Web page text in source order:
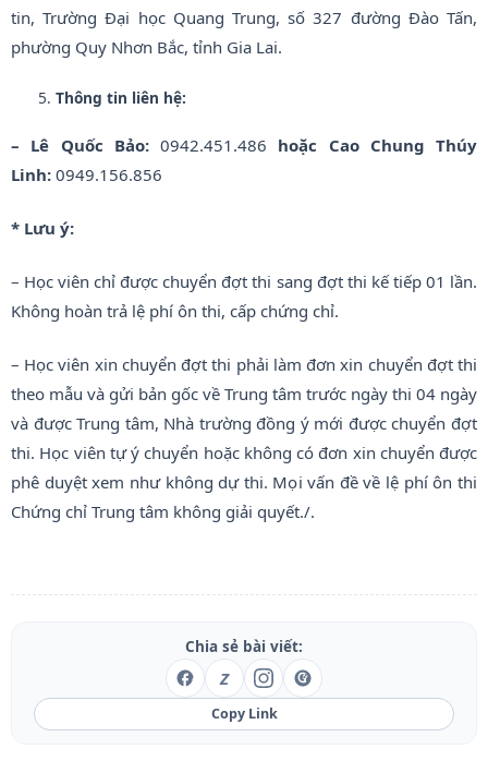
tin, Trường Đại học Quang Trung, số 327 đường Đào Tấn,
phường Quy Nhơn Bắc, tỉnh Gia Lai.
Thông tin liên hệ:
– Lê Quốc Bảo: 0942.451.486 hoặc Cao Chung Thúy
Linh: 0949.156.856
* Lưu ý:
– Học viên chỉ được chuyển đợt thi sang đợt thi kế tiếp 01 lần.
Không hoàn trả lệ phí ôn thi, cấp chứng chỉ.
– Học viên xin chuyển đợt thi phải làm đơn xin chuyển đợt thi
theo mẫu và gửi bản gốc về Trung tâm trước ngày thi 04 ngày
và được Trung tâm, Nhà trường đồng ý mới được chuyển đợt
thi. Học viên tự ý chuyển hoặc không có đơn xin chuyển được
phê duyệt xem như không dự thi. Mọi vấn đề về lệ phí ôn thi
Chứng chỉ Trung tâm không giải quyết./.
Chia sẻ bài viết:
Z
Copy Link